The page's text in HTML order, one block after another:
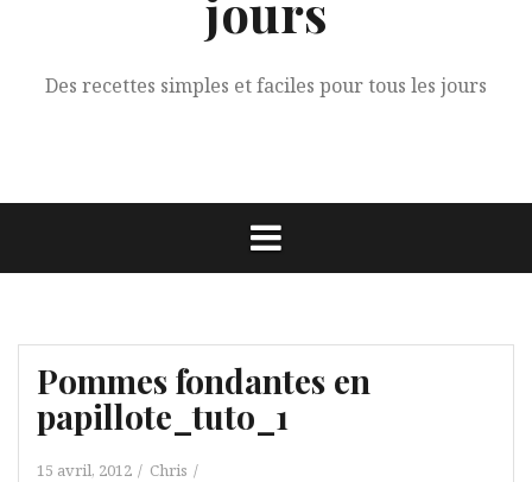
Des recettes simples et faciles pour tous les jours
Pommes fondantes en
papillote_tuto_1
15 avril, 2012 Chris